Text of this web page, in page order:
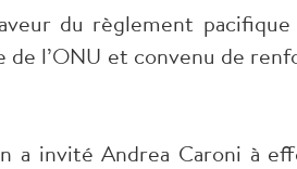
du règlement
l’ONU et convenu de
a invité Andrea Caroni à